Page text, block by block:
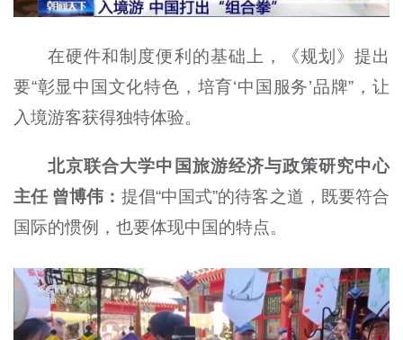
在硬件和制度便利的基础上，《规划》提出
要“彰显中国文化特色，培育‘中国服务’品牌”，让
入境游客获得独特体验。
北京联合大学中国旅游经济与政策研究中心
主任 曾博伟： 提倡“中国式”的待客之道，既要符合
国际的惯例，也要体现中国的特点。